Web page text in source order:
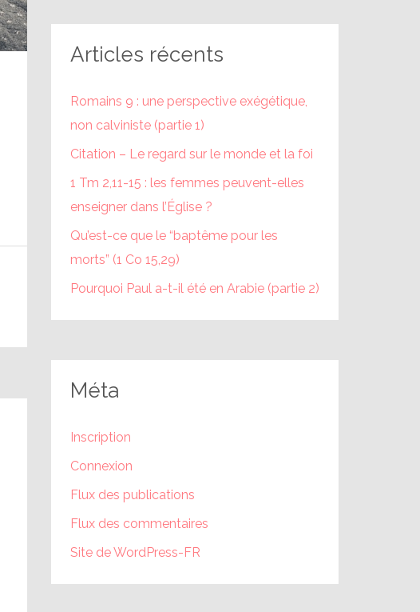
Articles récents
Romains 9 : une perspective exégétique,
non calviniste (partie 1)
Citation – Le regard sur le monde et la foi
1 Tm 2,11-15 : les femmes peuvent-elles
enseigner dans l’Église ?
Qu’est-ce que le “baptême pour les
morts” (1 Co 15,29)
Pourquoi Paul a-t-il été en Arabie (partie 2)
Méta
Inscription
Connexion
Flux des publications
Flux des commentaires
Site de WordPress-FR